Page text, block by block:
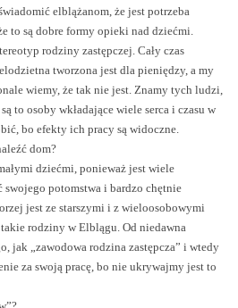
elblążanom, że jest potrzeba
to są dobre formy opieki nad dziećmi.
rodziny zastępczej. Cały czas
tworzona jest dla pieniędzy, a my
wiemy, że tak nie jest. Znamy tych ludzi,
to osoby wkładające wiele serca i czasu w
bo efekty ich pracy są widoczne.
dom?
dziećmi, ponieważ jest wiele
swojego potomstwa i bardzo chętnie
jest ze starszymi i z wieloosobowymi
rodziny w Elblągu. Od niedawna
jak „zawodowa rodzina zastępcza” i wtedy
za swoją pracę, bo nie ukrywajmy jest to